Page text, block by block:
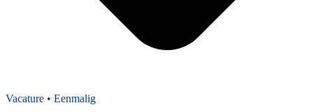
Vacature • Eenmalig